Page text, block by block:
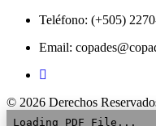
Teléfono: (+505)
Email:
© 2026 Derechos